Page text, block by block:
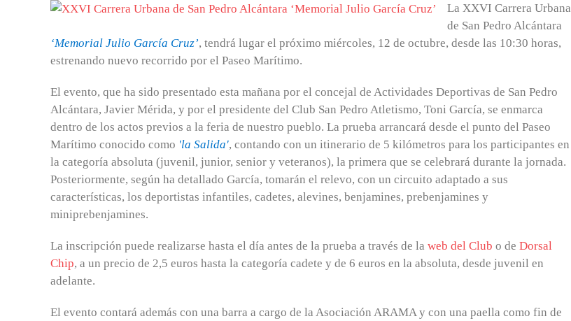
La XXVI Carrera Urbana
de San Pedro Alcántara
‘Memorial Julio García Cruz’, tendrá lugar el próximo miércoles, 12 de octubre, desde las 10:30 horas,
estrenando nuevo recorrido por el Paseo Marítimo.
El evento, que ha sido presentado esta mañana por el concejal de Actividades Deportivas de San Pedro
Alcántara, Javier Mérida, y por el presidente del Club San Pedro Atletismo, Toni García, se enmarca
dentro de los actos previos a la feria de nuestro pueblo. La prueba arrancará desde el punto del Paseo
Marítimo conocido como 'la Salida', contando con un itinerario de 5 kilómetros para los participantes en
la categoría absoluta (juvenil, junior, senior y veteranos), la primera que se celebrará durante la jornada.
Posteriormente, según ha detallado García, tomarán el relevo, con un circuito adaptado a sus
características, los deportistas infantiles, cadetes, alevines, benjamines, prebenjamines y
miniprebenjamines.
La inscripción puede realizarse hasta el día antes de la prueba a través de la web del Club o de Dorsal
Chip, a un precio de 2,5 euros hasta la categoría cadete y de 6 euros en la absoluta, desde juvenil en
adelante.
El evento contará además con una barra a cargo de la Asociación ARAMA y con una paella como fin de